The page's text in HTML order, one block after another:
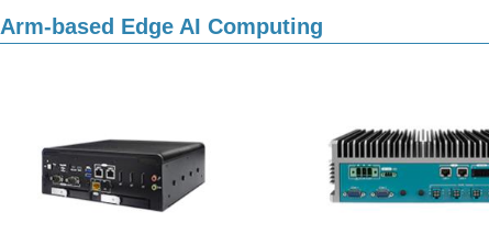
Arm-based Edge AI Computing